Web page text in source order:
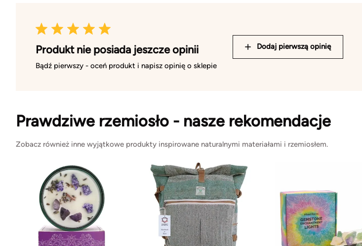
Produkt nie posiada jeszcze opinii
Bądź pierwszy - oceń produkt i napisz opinię o sklepie
Dodaj pierwszą opinię
Prawdziwe rzemiosło - nasze rekomendacje
Zobacz również inne wyjątkowe produkty inspirowane naturalnymi materiałami i rzemiosłem.